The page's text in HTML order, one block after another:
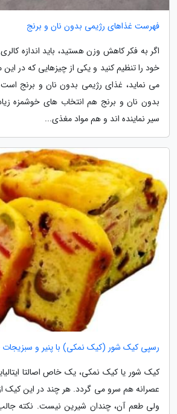
فهرست غذاهای رژیمی بدون نان و برنج
اگر به فکر کاهش وزن هستید، باید اندازه
خود را تنظیم کنید و یکی از چیزهایی که در
می نماید، غذای رژیمی بدون نان و برنج
بدون نان و برنج هم انتخاب های خوشمزه
سیر نماینده اند و هم مواد مغذی...
رسپی کیک شور (کیک نمکی) با پنیر و سبزیجات
کیک شور یا کیک نمکی، یک خاص اصالتا
عصرانه هم سرو می گردد. هر چند در این کیک
ولی طعم آن، چندان شیرین نیست. نکته جالب